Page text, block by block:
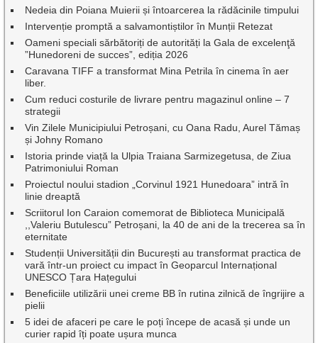
Nedeia din Poiana Muierii și întoarcerea la rădăcinile timpului
Intervenție promptă a salvamontiștilor în Munții Retezat
Oameni speciali sărbătoriți de autorități la Gala de excelenţă
”Hunedoreni de succes”, ediția 2026
Caravana TIFF a transformat Mina Petrila în cinema în aer
liber.
Cum reduci costurile de livrare pentru magazinul online – 7
strategii
Vin Zilele Municipiului Petroșani, cu Oana Radu, Aurel Tămaș
și Johny Romano
Istoria prinde viață la Ulpia Traiana Sarmizegetusa, de Ziua
Patrimoniului Roman
Proiectul noului stadion „Corvinul 1921 Hunedoara” intră în
linie dreaptă
Scriitorul Ion Caraion comemorat de Biblioteca Municipală
,,Valeriu Butulescu” Petroșani, la 40 de ani de la trecerea sa în
eternitate
Studenții Universității din București au transformat practica de
vară într-un proiect cu impact în Geoparcul Internațional
UNESCO Țara Hațegului
Beneficiile utilizării unei creme BB în rutina zilnică de îngrijire a
pielii
5 idei de afaceri pe care le poți începe de acasă și unde un
curier rapid îți poate ușura munca